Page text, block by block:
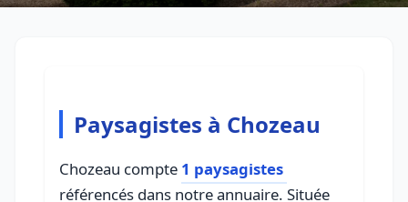
Paysagistes à Chozeau
Chozeau compte 1 paysagistes
référencés dans notre annuaire. Située